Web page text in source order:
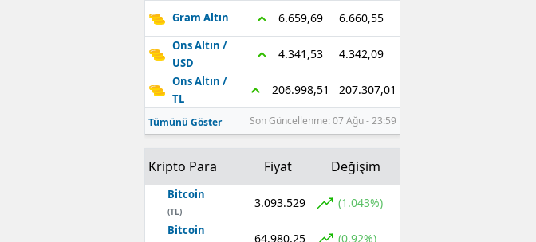
Gram Altın 6.659,69 6.660,55
Ons Altın /
USD
4.341,53 4.342,09
Ons Altın /
TL
206.998,51 207.307,01
Tümünü Göster Son Güncellenme: 07 Ağu - 23:59
Kripto Para Fiyat Değişim
Bitcoin
(TL)
3.093.529 (1.043%)
Bitcoin
64.980,25 (0.92%)